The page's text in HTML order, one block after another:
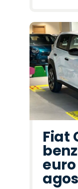
Fiat